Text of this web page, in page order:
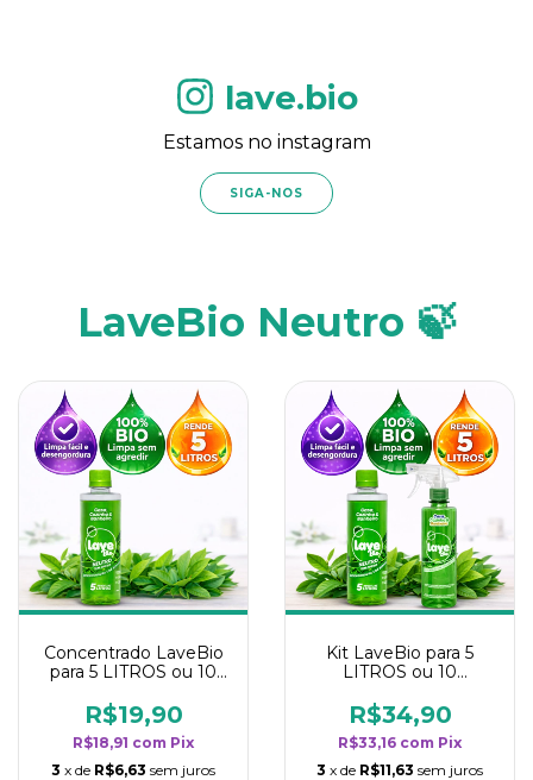
lave.bio
Estamos no instagram
SIGA-NOS
LaveBio Neutro 🍃
Concentrado LaveBio
para 5 LITROS ou 10
rendimento da
categoria - Neutro
R$19,90
R$18,91 com Pix
3 x de R$6,63 sem juros
Kit LaveBio para 5
LITROS ou 10
rendimento da
categoria - Neutro
R$34,90
R$33,16 com Pix
3 x de R$11,63 sem juros